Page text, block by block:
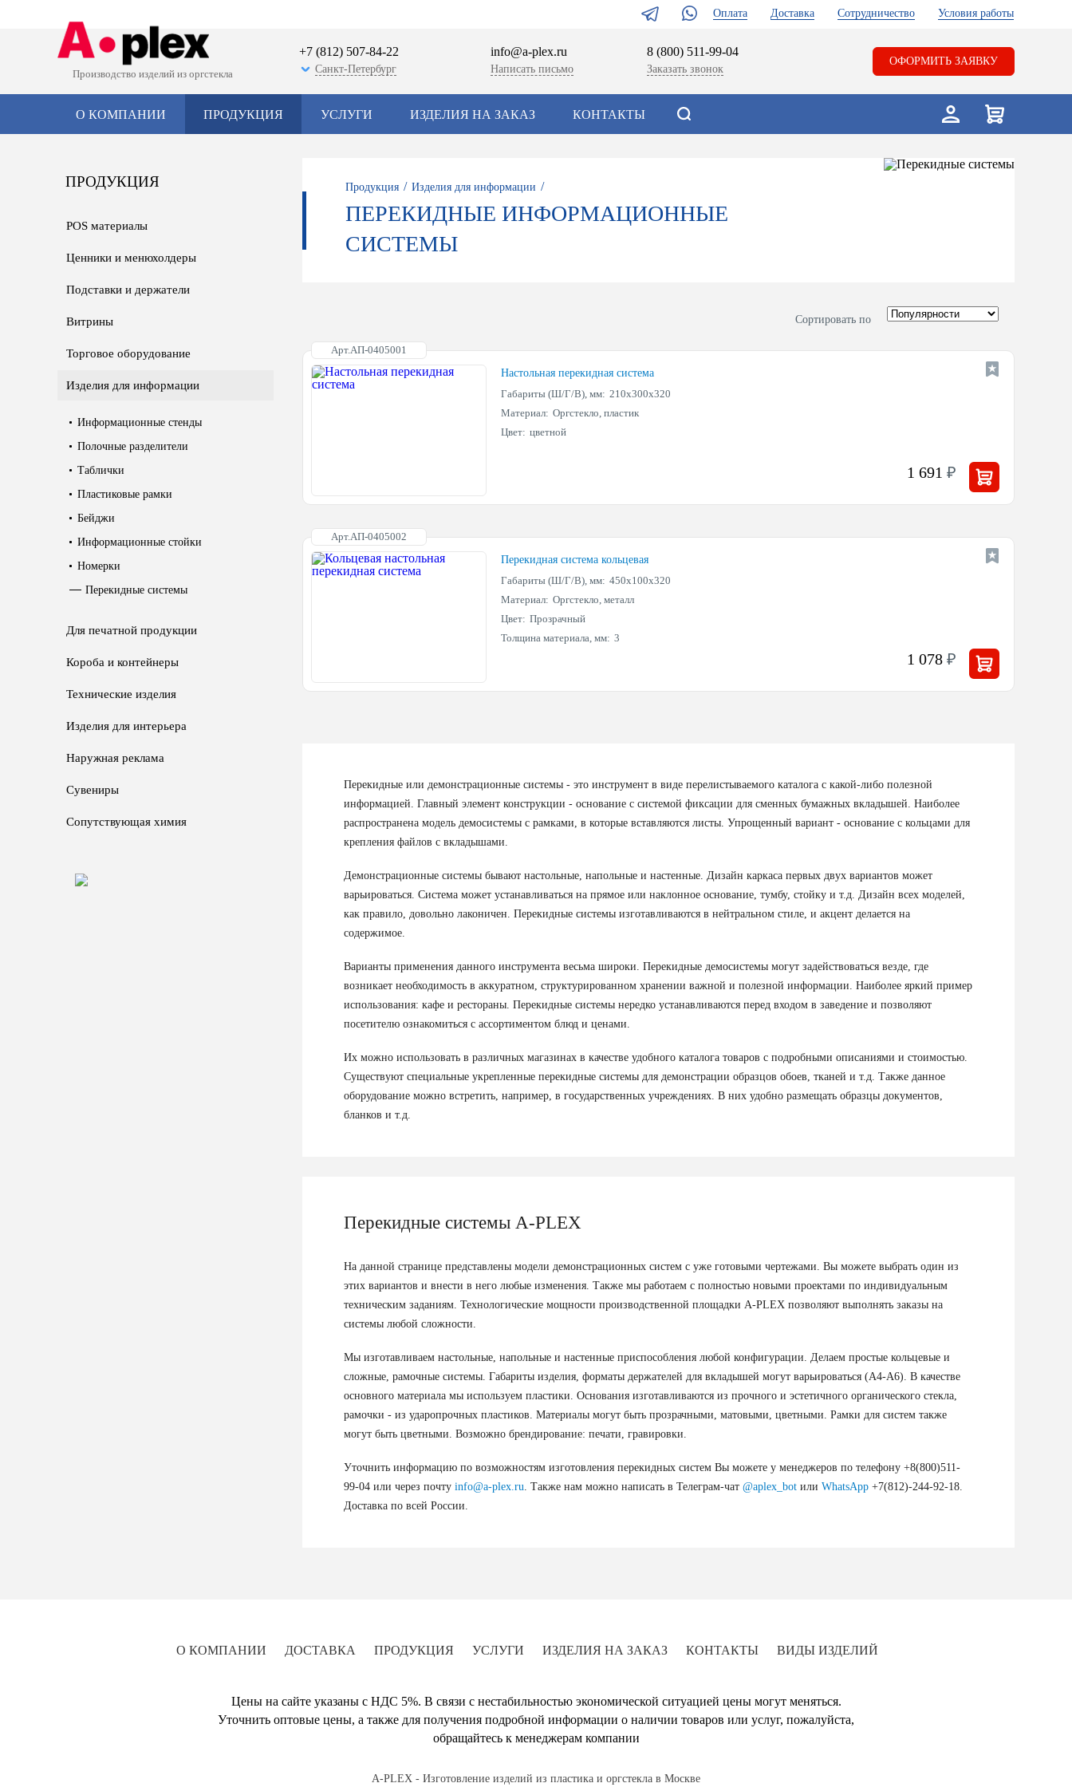
Условия работы
Сотрудничество
Доставка
Оплата
Производство изделий из оргстекла
ОФОРМИТЬ ЗАЯВКУ
+7 (812) 507-84-22
Санкт-Петербург
info@a-plex.ru
Написать письмо
8 (800) 511-99-04
Заказать звонок
О КОМПАНИИ ПРОДУКЦИЯ УСЛУГИ ИЗДЕЛИЯ НА ЗАКАЗ КОНТАКТЫ
ПРОДУКЦИЯ
POS материалы
Ценники и менюхолдеры
Подставки и держатели
Витрины
Торговое оборудование
Изделия для информации
Информационные стенды
Полочные разделители
Таблички
Пластиковые рамки
Бейджи
Информационные стойки
Номерки
Перекидные системы
Для печатной продукции
Короба и контейнеры
Технические изделия
Изделия для интерьера
Наружная реклама
Сувениры
Сопутствующая химия
Продукция / Изделия для информации /
ПЕРЕКИДНЫЕ ИНФОРМАЦИОННЫЕ
СИСТЕМЫ
Сортировать по
Арт.АП-0405001
Настольная перекидная система
Габариты (Ш/Г/В), мм: 210х300х320
Материал: Оргстекло, пластик
Цвет: цветной
1 691 ₽
Арт.АП-0405002
Перекидная система кольцевая
Габариты (Ш/Г/В), мм: 450х100х320
Материал: Оргстекло, металл
Цвет: Прозрачный
Толщина материала, мм: 3
1 078 ₽
Перекидные или демонстрационные системы- это инструмент в виде перелистываемого каталога с какой-либо полезной
информацией. Главный элемент конструкции - основание с системой фиксации для сменных бумажных вкладышей. Наиболее
распространена модель демосистемы с рамками, в которые вставляются листы. Упрощенный вариант - основание с кольцами для
крепления файлов с вкладышами.
Демонстрационные системы бывают настольные, напольные и настенные. Дизайн каркаса первых двух вариантов может
варьироваться. Система может устанавливаться на прямое или наклонное основание, тумбу, стойку и т.д. Дизайн всех моделей,
как правило, довольно лаконичен. Перекидные системы изготавливаются в нейтральном стиле, и акцент делается на
содержимое.
Варианты применения данного инструмента весьма широки. Перекидные демосистемы могут задействоваться везде, где
возникает необходимость в аккуратном, структурированном хранении важной и полезной информации. Наиболее яркий пример
использования: кафе и рестораны. Перекидные системы нередко устанавливаются перед входом в заведение и позволяют
посетителю ознакомиться с ассортиментом блюд и ценами.
Их можно использовать в различных магазинах в качестве удобного каталога товаров с подробными описаниями и стоимостью.
Существуют специальные укрепленные перекидные системы для демонстрации образцов обоев, тканей и т.д. Также данное
оборудование можно встретить, например, в государственных учреждениях. В них удобно размещать образцы документов,
бланков и т.д.
Перекидные системы A-PLEX
На данной странице представлены модели демонстрационных систем с уже готовыми чертежами. Вы можете выбрать один из
этих вариантов и внести в него любые изменения. Также мы работаем с полностью новыми проектами по индивидуальным
техническим заданиям. Технологические мощности производственной площадки A-PLEX позволяют выполнять заказы на
системы любой сложности.
Мы изготавливаем настольные, напольные и настенные приспособления любой конфигурации. Делаем простые кольцевые и
сложные, рамочные системы. Габариты изделия, форматы держателей для вкладышей могут варьироваться (А4-А6). В качестве
основного материала мы используем пластики. Основания изготавливаются из прочного и эстетичного органического стекла,
рамочки - из ударопрочных пластиков. Материалы могут быть прозрачными, матовыми, цветными. Рамки для систем также
могут быть цветными. Возможно брендирование: печати, гравировки.
Уточнить информацию по возможностям изготовления перекидных систем Вы можете у менеджеров по телефону +8(800)511-
99-04 или через почту info@a-plex.ru. Также нам можно написать в Телеграм-чат @aplex_botили WhatsApp+7(812)-244-92-18.
Доставка по всей России.
О КОМПАНИИ ДОСТАВКА ПРОДУКЦИЯ УСЛУГИ ИЗДЕЛИЯ НА ЗАКАЗ КОНТАКТЫ ВИДЫ ИЗДЕЛИЙ
Цены на сайте указаны с НДС 5%. В связи с нестабильностью экономической ситуацией цены могут меняться.
Уточнить оптовые цены, а также для получения подробной информации о наличии товаров или услуг, пожалуйста,
обращайтесь к менеджерам компании
A-PLEX - Изготовление изделий из пластика и оргстекла в Москве